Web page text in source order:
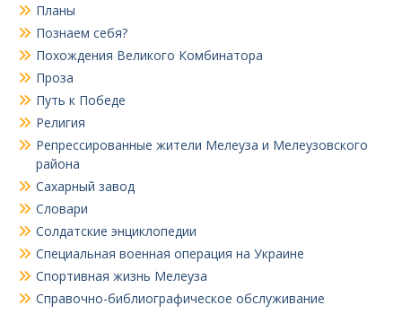
Планы
Познаем себя?
Похождения Великого Комбинатора
Проза
Путь к Победе
Религия
Репрессированные жители Мелеуза и Мелеузовского
района
Сахарный завод
Словари
Солдатские энциклопедии
Специальная военная операция на Украине
Спортивная жизнь Мелеуза
Справочно-библиографическое обслуживание